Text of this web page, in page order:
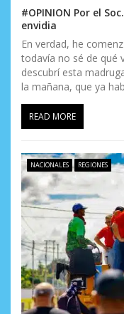
#OPINION Por el
envidia
En verdad, he
todavía no sé de qué
descubrí esta
la mañana, que ya
READ MORE
NACIONALES REGIONES